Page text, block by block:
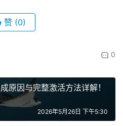
赞 (0)
0
原因与完整激活方法详解！
2026年5月26日 下午5:30